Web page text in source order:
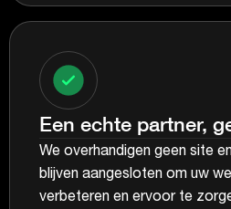
Een echte partner,
We overhandigen geen site
blijven aangesloten om uw
verbeteren en ervoor te